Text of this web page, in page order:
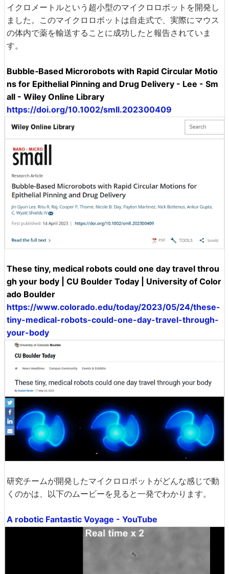
イクロメートルという超小型のマイクロロボットを開発し
ました。このマイクロロボットは自走式で、実際にマウス
の体内で薬を輸送することに成功したと報告されていま
す。
Bubble‐Based Microrobots with Rapid Circular Motio
ns for Epithelial Pinning and Drug Delivery - Lee - Sm
all - Wiley Online Library
https://doi.org/10.1002/smll.202300409
These tiny, medical robots could one day travel throu
gh your body | CU Boulder Today | University of Color
ado Boulder
https://www.colorado.edu/today/2023/05/24/these-
tiny-medical-robots-could-one-day-travel-through-
your-body
研究チームが開発したマイクロロボットがどんな感じで動
くのかは、以下のムービーを見ると一発でわかります。
A robotic Fantastic Voyage - YouTube